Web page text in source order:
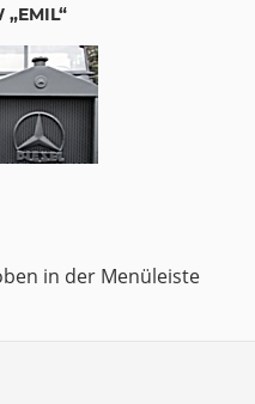
„EMIL“
in der Menüleiste